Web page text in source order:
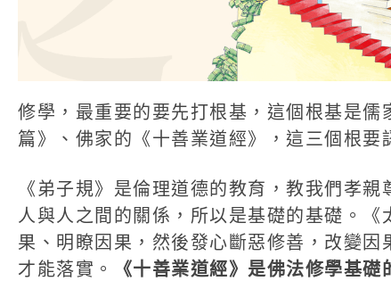
修學，最重要的要先打根基，這個根基是
篇》、佛家的《十善業道經》，這三個根要
《弟子規》是倫理道德的教育，教我們孝
人與人之間的關係，所以是基礎的基礎。
果、明瞭因果，然後發心斷惡修善，改變
才能落實。
《十善業道經》是佛法修學基礎